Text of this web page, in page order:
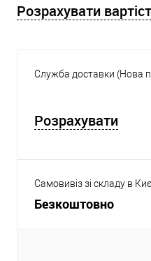
Розрахувати
Служба доставки (Нова
Розрахувати
Самовивіз зі складу в
Безкоштовно